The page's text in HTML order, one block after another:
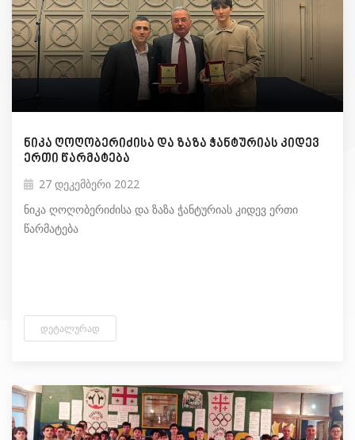
ნიკა ღოღობერიძისა და ზაზა ჭანტურიას კიდევ
ერთი წარმატება
27 დეკემბერი 2022
ნიკა ღოღობერიძისა და ზაზა ჭანტურიას კიდევ ერთი
წარმატება
ᲓᲔᲢᲐᲚᲣᲠᲐᲓ